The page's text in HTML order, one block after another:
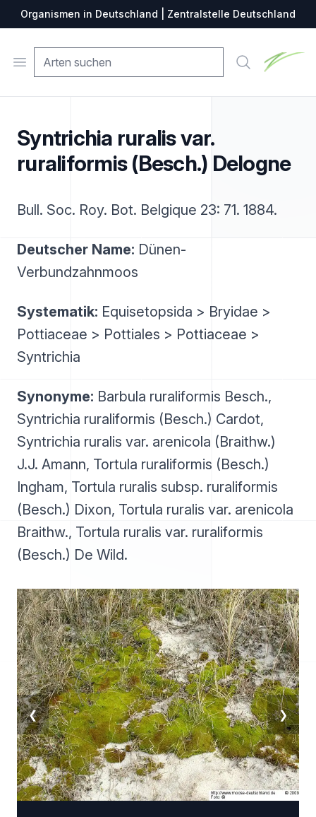
Organismen in Deutschland | Zentralstelle Deutschland
Open menu Suche
Syntrichia ruralis var.
ruraliformis (Besch.) Delogne
Bull. Soc. Roy. Bot. Belgique 23: 71. 1884.
Deutscher Name: Dünen-
Verbundzahnmoos
Systematik: Equisetopsida > Bryidae >
Pottiaceae > Pottiales > Pottiaceae >
Syntrichia
Synonyme: Barbula ruraliformis Besch.,
Syntrichia ruraliformis (Besch.) Cardot,
Syntrichia ruralis var. arenicola (Braithw.)
J.J. Amann, Tortula ruraliformis (Besch.)
Ingham, Tortula ruralis subsp. ruraliformis
(Besch.) Dixon, Tortula ruralis var. arenicola
Braithw., Tortula ruralis var. ruraliformis
(Besch.) De Wild.
❮ ❯